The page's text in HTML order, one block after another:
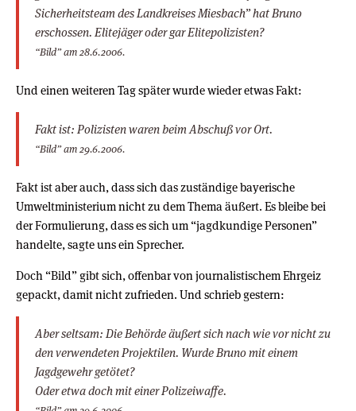
Sicherheitsteam des Landkreises Miesbach” hat Bruno
erschossen. Elitejäger oder gar Elitepolizisten?
“Bild” am 28.6.2006.
Und einen weiteren Tag später wurde wieder etwas Fakt:
Fakt ist: Polizisten waren beim Abschuß vor Ort.
“Bild” am 29.6.2006.
Fakt ist aber auch, dass sich das zuständige bayerische
Umweltministerium nicht zu dem Thema äußert. Es bleibe bei
der Formulierung, dass es sich um “jagdkundige Personen”
handelte, sagte uns ein Sprecher.
Doch “Bild” gibt sich, offenbar von journalistischem Ehrgeiz
gepackt, damit nicht zufrieden. Und schrieb gestern:
Aber seltsam: Die Behörde äußert sich nach wie vor nicht zu
den verwendeten Projektilen. Wurde Bruno mit einem
Jagdgewehr getötet?
Oder etwa doch mit einer Polizeiwaffe.